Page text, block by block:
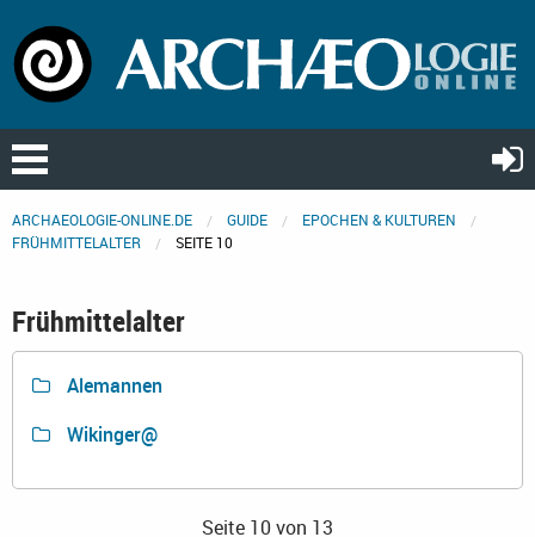
ARCHAEOLOGIE-ONLINE.DE GUIDE
EPOCHEN & KULTUREN
FRÜHMITTELALTER
SEITE 10
Frühmittelalter
Alemannen
Wikinger@
Seite 10 von 13